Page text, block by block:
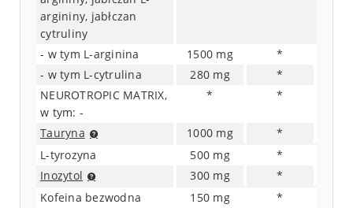
argininy, jabłczan
cytruliny
- w tym L-arginina
1500 mg
*
- w tym L-cytrulina
280 mg
*
NEUROTROPIC MATRIX,
w tym: -
* *
Tauryna 1000 mg
*
L-tyrozyna
500 mg
*
Inozytol
300 mg
*
Kofeina bezwodna
150 mg
*